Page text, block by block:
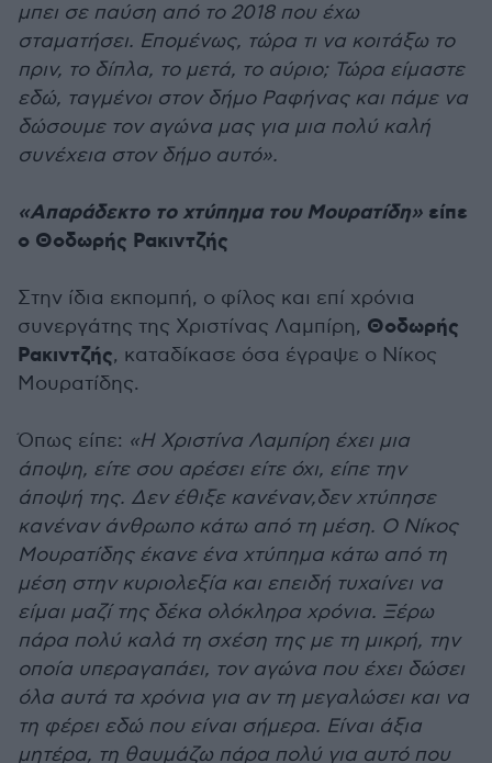
μπει σε παύση από το 2018 που έχω
σταματήσει. Επομένως, τώρα τι να κοιτάξω το
πριν, το δίπλα, το μετά, το αύριο; Τώρα είμαστε
εδώ, ταγμένοι στον δήμο Ραφήνας και πάμε να
δώσουμε τον αγώνα μας για μια πολύ καλή
συνέχεια στον δήμο αυτό».
«Απαράδεκτο το χτύπημα του Μουρατίδη» είπε
ο Θοδωρής Ρακιντζής
Στην ίδια εκπομπή, ο φίλος και επί χρόνια
συνεργάτης της Χριστίνας Λαμπίρη, Θοδωρής
Ρακιντζής, καταδίκασε όσα έγραψε ο Νίκος
Μουρατίδης.
Όπως είπε: «Η Χριστίνα Λαμπίρη έχει μια
άποψη, είτε σου αρέσει είτε όχι, είπε την
άποψή της. Δεν έθιξε κανέναν,δεν χτύπησε
κανέναν άνθρωπο κάτω από τη μέση. Ο Νίκος
Μουρατίδης έκανε ένα χτύπημα κάτω από τη
μέση στην κυριολεξία και επειδή τυχαίνει να
είμαι μαζί της δέκα ολόκληρα χρόνια. Ξέρω
πάρα πολύ καλά τη σχέση της με τη μικρή, την
οποία υπεραγαπάει, τον αγώνα που έχει δώσει
όλα αυτά τα χρόνια για αν τη μεγαλώσει και να
τη φέρει εδώ που είναι σήμερα. Είναι άξια
μητέρα, τη θαυμάζω πάρα πολύ για αυτό που